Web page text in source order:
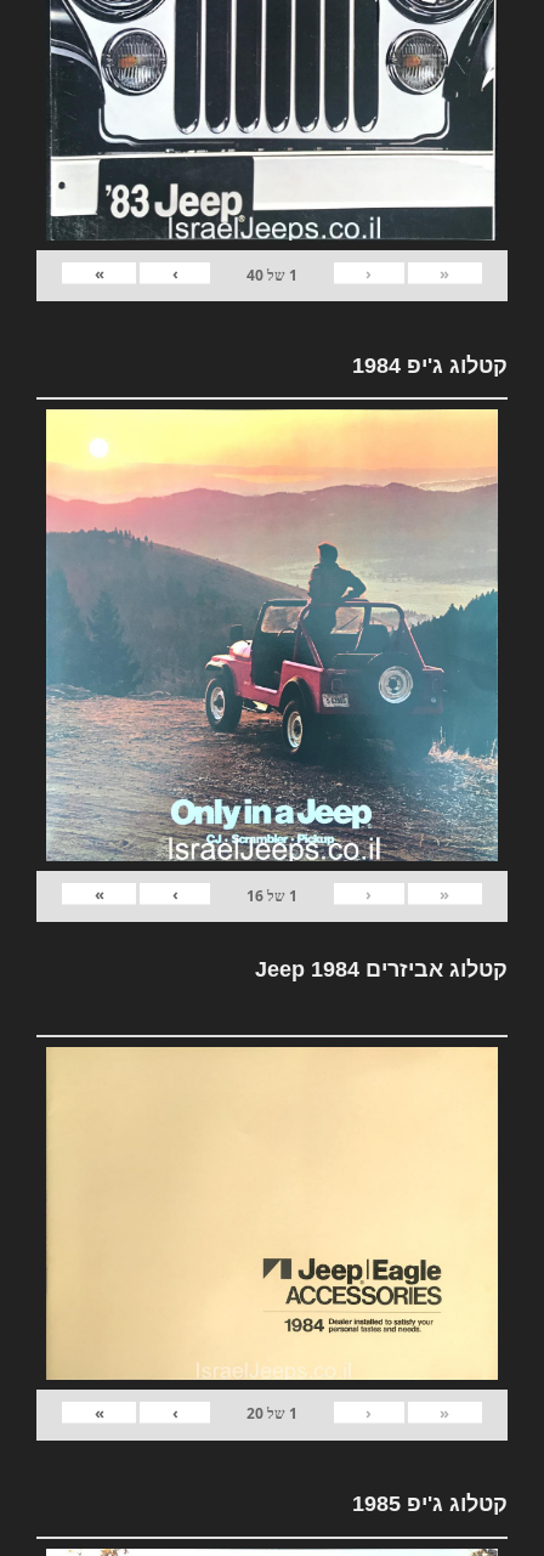
«
‹
1 של40
›
»
קטלוג ג'יפ 1984
«
‹
1 של16
›
»
קטלוג אביזרים Jeep 1984
«
‹
1 של20
›
»
קטלוג ג'יפ 1985